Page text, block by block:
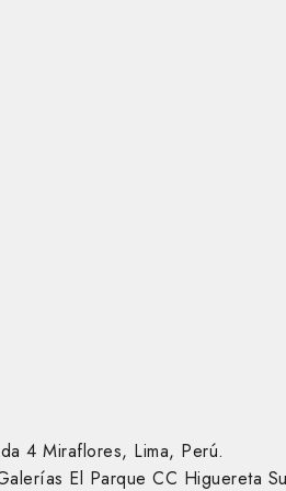
4 Miraflores, Lima, Perú.
El Parque CC Higuereta